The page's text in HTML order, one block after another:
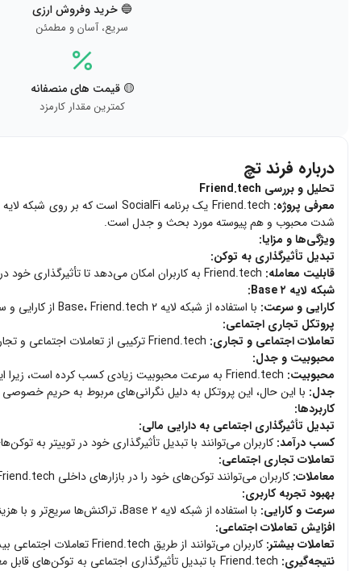
🔵 خرید وفروش ارزی
سریع، آسان و مطمئن
🟡 قیمت های منصفانه
کمترین مقدار کارمزد
درباره فرند تچ
تحلیل و بررسی Friend.tech
معرفی پروژه:
شدت محبوب و هم پیوسته مورد بحث و جدل است.
ویژگی‌ها و مزایا:
تبدیل تأثیرگذاری به توکن:
قابلیت معامله:
شبکه لایه ۲ Base:
کارایی و سرعت: با استفاده از شبکه لایه ۲ Base، Friend.tech از کارایی و سرعت بالاتری برخوردار است. این ویژگی به کاهش هزینه‌های تراکنش و بهبود تجربه کاربری کمک می‌کند.
پروتکل تجاری اجتماعی:
تعاملات اجتماعی و تجاری:
محبوبیت و جدل:
محبوبیت:
جدل: با این حال، این پروتکل به دلیل نگرانی‌های مربوط به حریم
کاربردها:
تبدیل تأثیرگذاری اجتماعی به دارایی مالی:
کسب درآمد: کاربران می‌توانند با تبدیل تأثیرگذاری خود در توییتر به
تعاملات تجاری اجتماعی:
معاملات: کاربران می‌توانند توکن‌های خود را در بازارهای داخلی Friend.tech معامله کنند و از تغییرات قیمت‌ها بهره‌مند شوند.
بهبود تجربه کاربری:
سرعت و کارایی: با استفاده از شبکه لایه ۲ Base، تراکنش‌ها سریع‌تر و با هزینه کمتری انجام می‌شوند، که به بهبود تجربه کاربری کمک می‌کند.
افزایش تعاملات اجتماعی:
تعاملات بیشتر: کاربران می‌توانند از طریق Friend.tech تعاملات اجتماعی بیشتری با دیگران داشته باشند و تأثیرگذاری خود را افزایش دهند.
نتیجه‌گیری: